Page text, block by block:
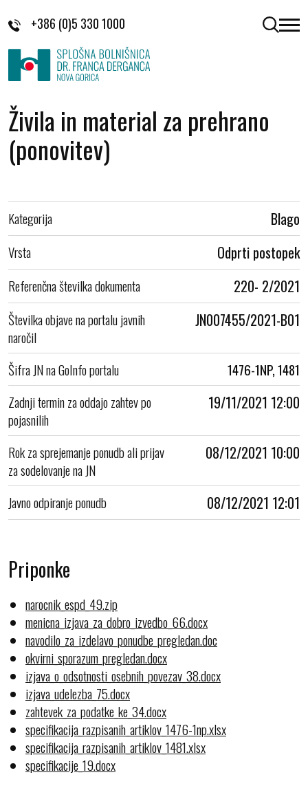
+386 (0)5 330 1000 odpri
Živila in material za prehrano
(ponovitev)
Kategorija Blago
Vrsta Odprti postopek
Referenčna številka dokumenta 220- 2/2021
Številka objave na portalu javnih
naročil
JN007455/2021-B01
Šifra JN na GoInfo portalu
1476-1NP, 1481
Zadnji termin za oddajo zahtev po
pojasnilih
19/11/2021 12:00
Rok za sprejemanje ponudb ali prijav
za sodelovanje na JN
08/12/2021 10:00
Javno odpiranje ponudb 08/12/2021 12:01
Priponke
narocnik_espd_49.zip
menicna_izjava_za_dobro_izvedbo_66.docx
navodilo_za_izdelavo_ponudbe_pregledan.doc
okvirni_sporazum_pregledan.docx
izjava_o_odsotnosti_osebnih_povezav_38.docx
izjava_udelezba_75.docx
zahtevek_za_podatke_ke_34.docx
specifikacija_razpisanih_artiklov_1476-1np.xlsx
specifikacija_razpisanih_artiklov_1481.xlsx
specifikacije_19.docx